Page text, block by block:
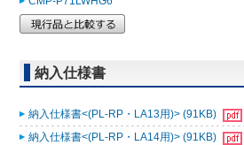
納入仕様書
納入仕様書<(PL-RP・LA13用)> (91KB)
納入仕様書<(PL-RP・LA14用)> (91KB)